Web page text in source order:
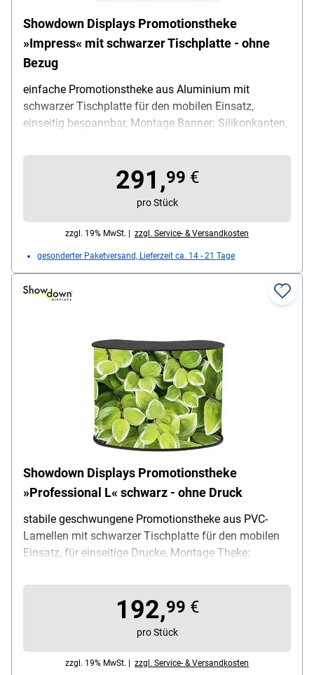
Showdown Displays Promotionstheke
»Impress« mit schwarzer Tischplatte - ohne
Bezug
einfache Promotionstheke aus Aluminium mit
schwarzer Tischplatte für den mobilen Einsatz,
einseitig bespannbar, Montage Banner: Silikonkanten,
einhaken, Produktvorteil: schneller werkzeugloser
Aufbau / optional mit LED-Vorhängen ausrüstbar,
Material Rahmen: Aluminium, Maße (B/T/H): 104 / 40
/ 104 cm, Gewicht: 16.7 kg, Lieferumfang:
Promotionstheke (nur Gestell ohne Stoffbezug) /
Tischplatte / Regalboden /Transporttasche mit Rollen
291,99 €
pro Stück
zzgl. 19% MwSt. | zzgl. Service- & Versandkosten
gesonderter Paketversand, Lieferzeit ca. 14 - 21 Tage
Showdown Displays Promotionstheke
»Professional L« schwarz - ohne Druck
stabile geschwungene Promotionstheke aus PVC-
Lamellen mit schwarzer Tischplatte für den mobilen
Einsatz, für einseitige Drucke, Montage Theke:
werkzeugloser Aufbau / optional zusätzliches
Regalbrett einhängbar, Material Theke: PVC-Lamellen,
Material Sockel: Kunststoff, Maße (B/T/H): 120 / 45 /
93 cm, Gewicht: 10 kg, Lieferumfang:
Promotionstheke (nur Gestell ohne Druck) /
Tischplatte / Tragetasche
192,99 €
pro Stück
zzgl. 19% MwSt. | zzgl. Service- & Versandkosten